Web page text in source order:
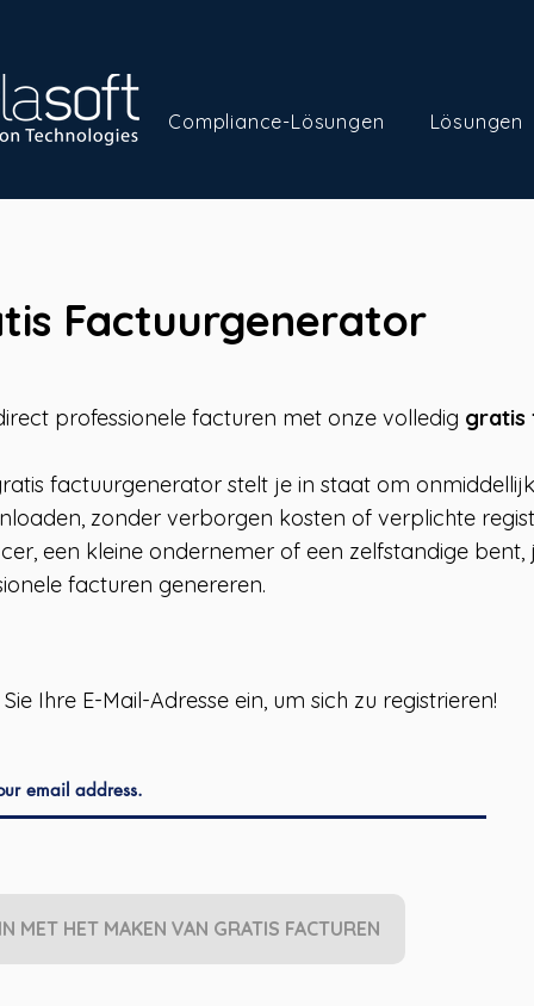
Compliance-Lösungen Lösungen
Factuurgenerator
professionele facturen met onze volledig gratis
factuurgenerator stelt je in staat om
zonder verborgen kosten of verplichte
een kleine ondernemer of een zelfstandige
facturen genereren.
Ihre E-Mail-Adresse ein, um sich zu registrieren!
MET HET MAKEN VAN GRATIS FACTUREN